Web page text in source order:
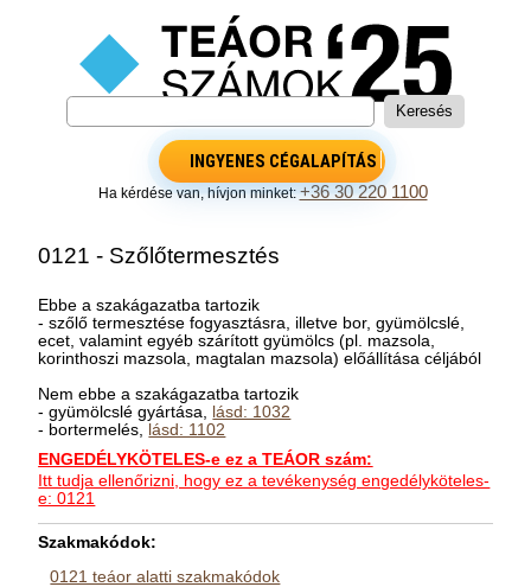
INGYENES CÉGALAPÍTÁS
Ha kérdése van, hívjon minket:+36 30 220 1100
0121 - Szőlőtermesztés
Ebbe a szakágazatba tartozik
- szőlő termesztése fogyasztásra, illetve bor, gyümölcslé,
ecet, valamint egyéb szárított gyümölcs (pl. mazsola,
korinthoszi mazsola, magtalan mazsola) előállítása céljából
Nem ebbe a szakágazatba tartozik
- gyümölcslé gyártása, lásd: 1032
- bortermelés, lásd: 1102
ENGEDÉLYKÖTELES-e ez a TEÁOR szám:
Itt tudja ellenőrizni, hogy ez a tevékenység engedélyköteles-
e: 0121
Szakmakódok:
0121 teáor alatti szakmakódok